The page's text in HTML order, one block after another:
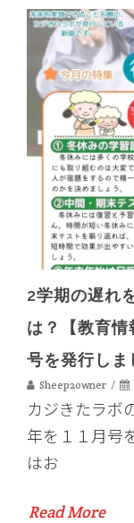
2学期の遅れ
は？【教育情
号を発行しま
Sheep2owner
カジきたラボ
年を１１月号
はお
Read More